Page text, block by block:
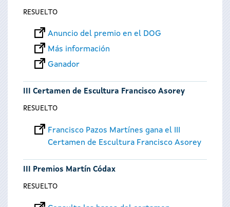
RESUELTO
Anuncio del premio en el DOG
Más información
Ganador
III Certamen de Escultura Francisco Asorey
RESUELTO
Francisco Pazos Martínes gana el III
Certamen de Escultura Francisco Asorey
III Premios Martín Códax
RESUELTO